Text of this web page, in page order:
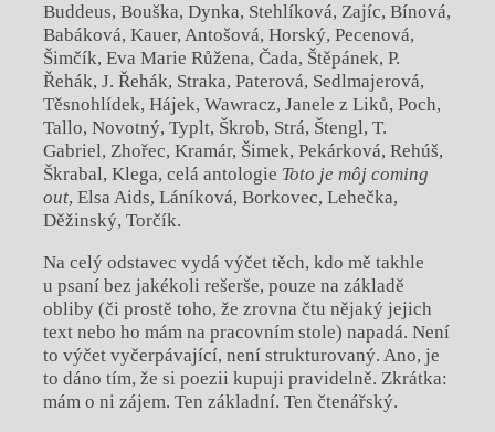
Buddeus, Bouška, Dynka, Stehlíková, Zajíc, Bínová,
Babáková, Kauer, Antošová, Horský, Pecenová,
Šimčík, Eva Marie Růžena, Čada, Štěpánek, P.
Řehák, J. Řehák, Straka, Paterová, Sedlmajerová,
Těsnohlídek, Hájek, Wawracz, Janele z Liků, Poch,
Tallo, Novotný, Typlt, Škrob, Strá, Štengl, T.
Gabriel, Zhořec, Kramár, Šimek, Pekárková, Rehúš,
Škrabal, Klega, celá antologie Toto je môj coming
out, Elsa Aids, Láníková, Borkovec, Lehečka,
Děžinský, Torčík.
Na celý odstavec vydá výčet těch, kdo mě takhle
u psaní bez jakékoli rešerše, pouze na základě
obliby (či prostě toho, že zrovna čtu nějaký jejich
text nebo ho mám na pracovním stole) napadá. Není
to výčet vyčerpávající, není strukturovaný. Ano, je
to dáno tím, že si poezii kupuji pravidelně. Zkrátka:
mám o ni zájem. Ten základní. Ten čtenářský.